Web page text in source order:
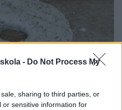
- Do Not Process My
sharing to third parties, or
or sensitive information for